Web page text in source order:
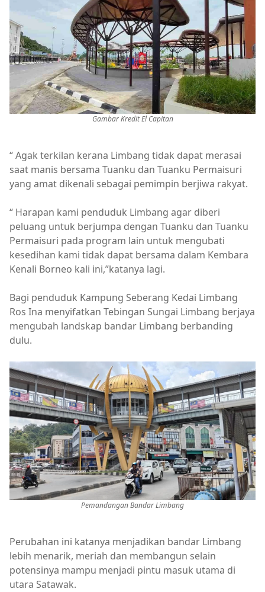
Gambar Kredit El Capitan
“ Agak terkilan kerana Limbang tidak dapat merasai
saat manis bersama Tuanku dan Tuanku Permaisuri
yang amat dikenali sebagai pemimpin berjiwa rakyat.
“ Harapan kami penduduk Limbang agar diberi
peluang untuk berjumpa dengan Tuanku dan Tuanku
Permaisuri pada program lain untuk mengubati
kesedihan kami tidak dapat bersama dalam Kembara
Kenali Borneo kali ini,”katanya lagi.
Bagi penduduk Kampung Seberang Kedai Limbang
Ros Ina menyifatkan Tebingan Sungai Limbang berjaya
mengubah landskap bandar Limbang berbanding
dulu.
Pemandangan Bandar Limbang
Perubahan ini katanya menjadikan bandar Limbang
lebih menarik, meriah dan membangun selain
potensinya mampu menjadi pintu masuk utama di
utara Satawak.